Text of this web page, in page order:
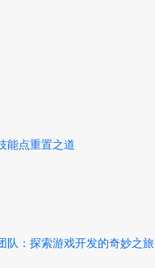
能点重置之道
队：探索游戏开发的奇妙之旅